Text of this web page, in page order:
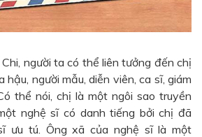
người ta có thể liên tưởng đến chị
hậu, người mẫu, diễn viên, ca sĩ, giám
thể nói, chị là một ngôi sao truyền
nghệ sĩ có danh tiếng bởi chị đã
ưu tú. Ông xã của nghệ sĩ là một